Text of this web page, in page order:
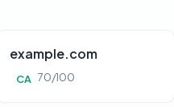
example.com
CA 70/100